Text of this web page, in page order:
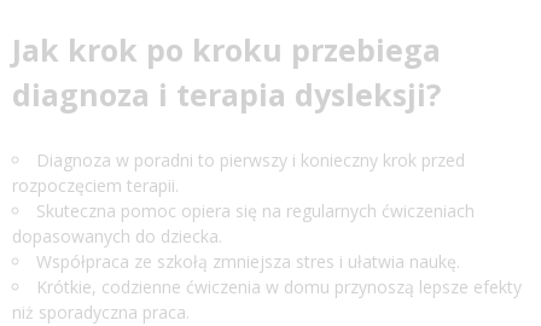
Jak krok po kroku przebiega
diagnoza i terapia dysleksji?
Diagnoza w poradni to pierwszy i konieczny krok przed
rozpoczęciem terapii.
Skuteczna pomoc opiera się na regularnych ćwiczeniach
dopasowanych do dziecka.
Współpraca ze szkołą zmniejsza stres i ułatwia naukę.
Krótkie, codzienne ćwiczenia w domu przynoszą lepsze efekty
niż sporadyczna praca.